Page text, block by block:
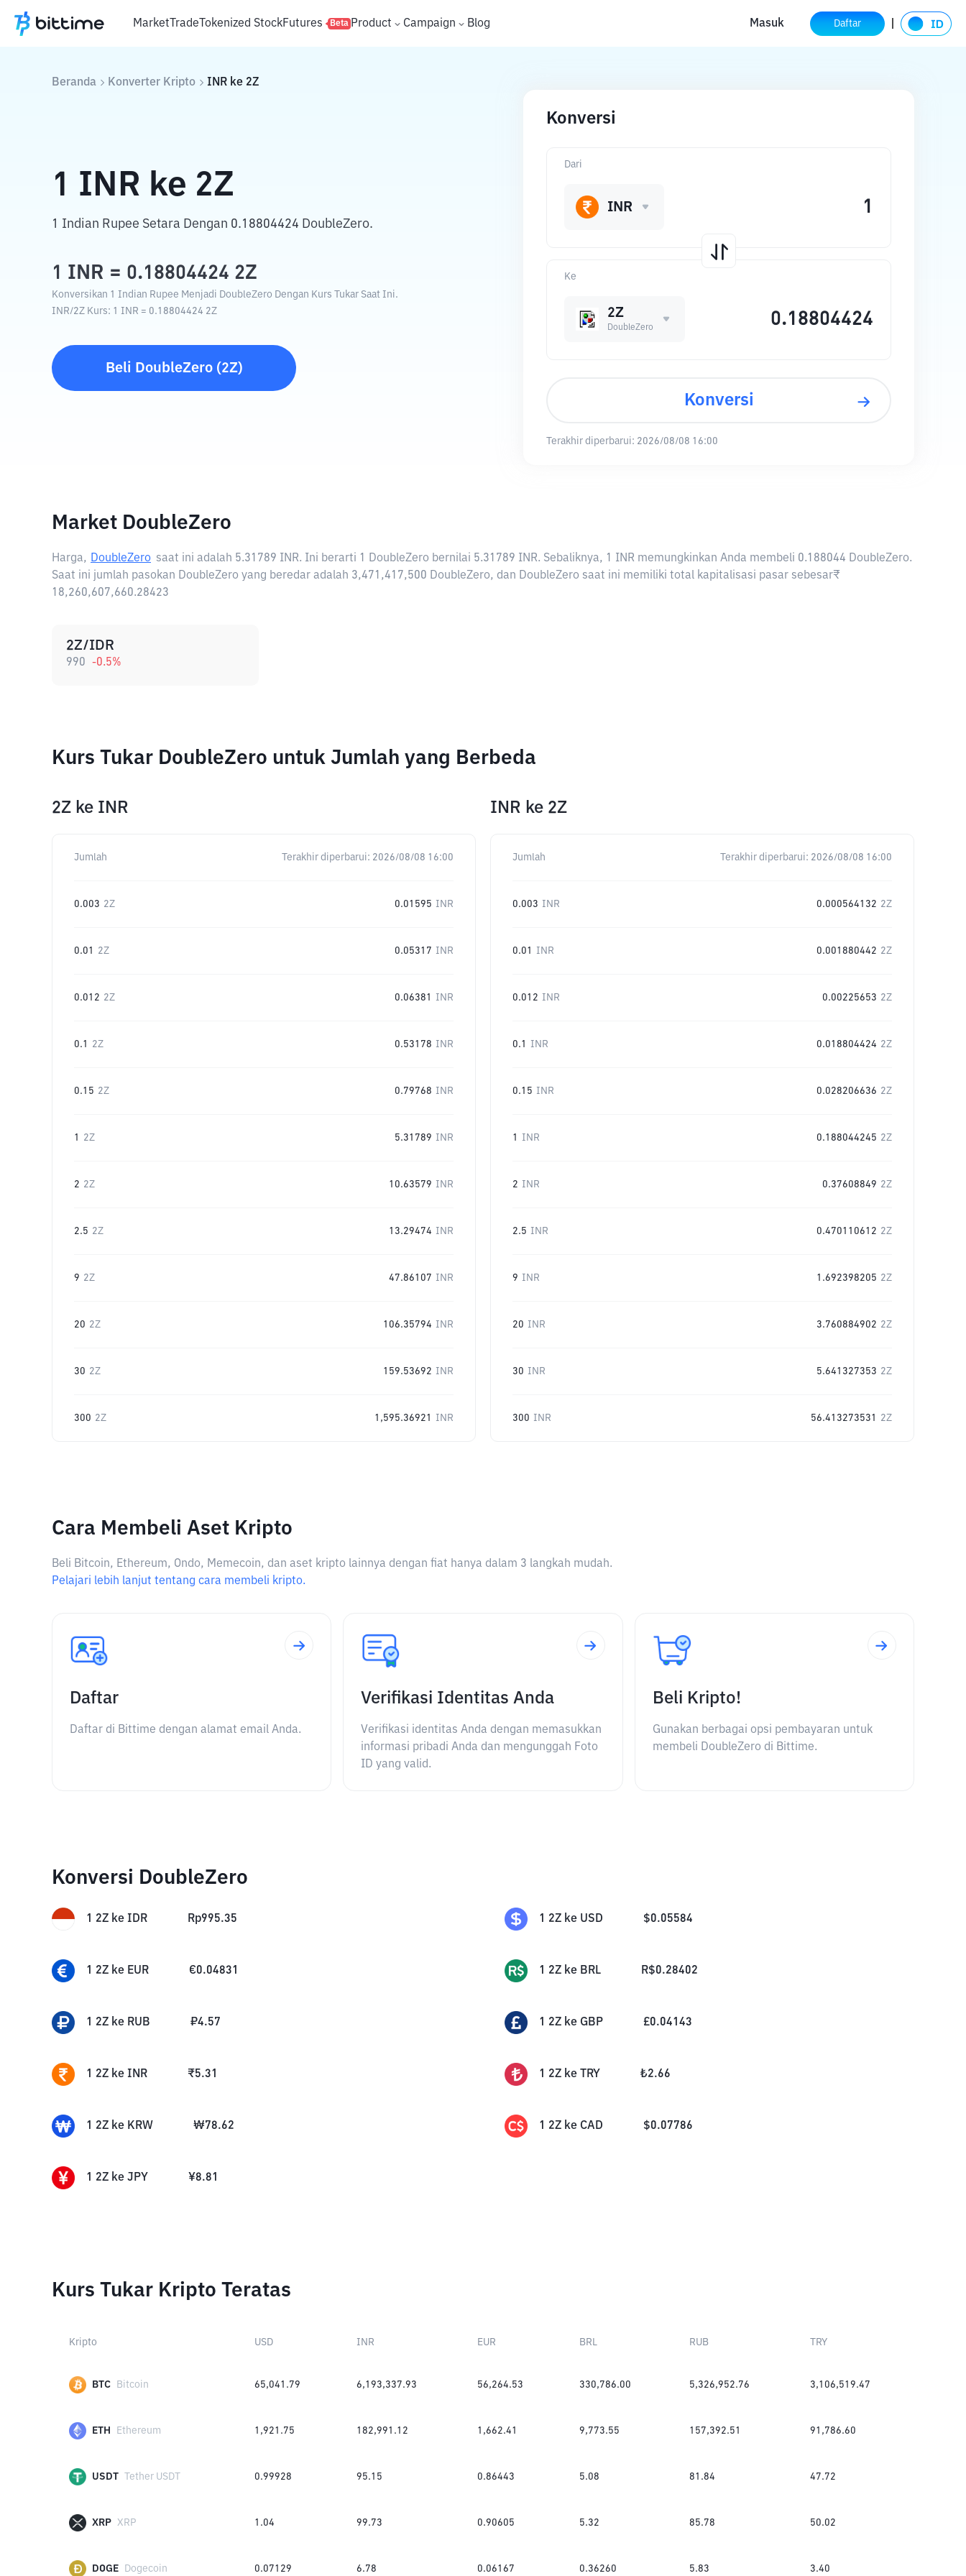
MarketTradeTokenized StockFutures Beta Product Campaign Blog Masuk Daftar
Beranda Konverter Kripto INR ke 2Z
1 INR ke 2Z
1 Indian Rupee Setara Dengan 0.18804424 DoubleZero.
1 INR = 0.18804424 2Z
Konversikan 1 Indian Rupee Menjadi DoubleZero Dengan Kurs Tukar Saat Ini.
INR/2Z Kurs: 1 INR = 0.18804424 2Z
Beli DoubleZero(2Z)
Konversi
Ke
2Z
DoubleZero
Dari
INR
Konversi
Terakhir diperbarui: 2026/08/08 16:00
Market DoubleZero
Harga, DoubleZero saat ini adalah 5.31789 INR. Ini berarti 1 DoubleZero bernilai 5.31789 INR. Sebaliknya, 1 INR memungkinkan Anda membeli 0.188044 DoubleZero.
Saat ini jumlah pasokan DoubleZero yang beredar adalah 3,471,417,500 DoubleZero, dan DoubleZero saat ini memiliki total kapitalisasi pasar sebesar₹
18,260,607,660.28423
2Z/IDR
990 -0.5%
Kurs Tukar DoubleZero untuk Jumlah yang Berbeda
2Z ke INR
Jumlah Terakhir diperbarui: 2026/08/08 16:00
0.003 2Z 0.01595 INR
0.01 2Z 0.05317 INR
0.012 2Z 0.06381 INR
0.1 2Z 0.53178 INR
0.15 2Z 0.79768 INR
1 2Z 5.31789 INR
2 2Z 10.63579 INR
2.5 2Z 13.29474 INR
9 2Z 47.86107 INR
20 2Z 106.35794 INR
30 2Z 159.53692 INR
300 2Z 1,595.36921 INR
INR ke 2Z
Jumlah Terakhir diperbarui: 2026/08/08 16:00
0.003 INR 0.000564132 2Z
0.01 INR 0.001880442 2Z
0.012 INR 0.00225653 2Z
0.1 INR 0.018804424 2Z
0.15 INR 0.028206636 2Z
1 INR 0.188044245 2Z
2 INR 0.37608849 2Z
2.5 INR 0.470110612 2Z
9 INR 1.692398205 2Z
20 INR 3.760884902 2Z
30 INR 5.641327353 2Z
300 INR 56.413273531 2Z
Cara Membeli Aset Kripto
Beli Bitcoin, Ethereum, Ondo, Memecoin, dan aset kripto lainnya dengan fiat hanya dalam 3 langkah mudah.
Pelajari lebih lanjut tentang cara membeli kripto.
Daftar
Daftar di Bittime dengan alamat email Anda.
Verifikasi Identitas Anda
Verifikasi identitas Anda dengan memasukkan
informasi pribadi Anda dan mengunggah Foto
ID yang valid.
Beli Kripto!
Gunakan berbagai opsi pembayaran untuk
membeli DoubleZero di Bittime.
Konversi DoubleZero
1 2Z ke IDR Rp995.35 1 2Z ke USD $0.05584
1 2Z ke EUR €0.04831 1 2Z ke BRL R$0.28402
1 2Z ke RUB ₽4.57 1 2Z ke GBP £0.04143
1 2Z ke INR ₹5.31 1 2Z ke TRY ₺2.66
1 2Z ke KRW ₩78.62 1 2Z ke CAD $0.07786
1 2Z ke JPY ¥8.81
Kurs Tukar Kripto Teratas
Kripto USD INR EUR BRL RUB TRY
BTC Bitcoin 65,041.79 6,193,337.93 56,264.53 330,786.00 5,326,952.76 3,106,519.47
ETH Ethereum 1,921.75 182,991.12 1,662.41 9,773.55 157,392.51 91,786.60
USDT Tether USDT 0.99928 95.15 0.86443 5.08 81.84 47.72
XRP XRP 1.04 99.73 0.90605 5.32 85.78 50.02
DOGE Dogecoin 0.07129 6.78 0.06167 0.36260 5.83 3.40